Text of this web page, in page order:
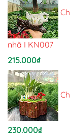
nhã I KN007
215.000₫
230.000₫